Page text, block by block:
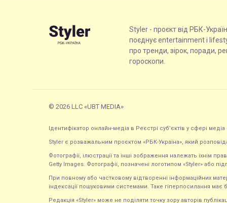
Styler - проєкт від РБК-
поєднує entertainment і
про тренди, зірок, поради,
гороскопи.
© 2026 LLC «UBT MEDIA»
Ідентифікатор онлайн-медіа в Реєстрі суб’єктів у сфері медіа
Styler є розважальним проєктом «РБК-Україна», який
Фотографії, ілюстрації та інші зображення належать їхнім
Getty Images. Фотографії, позначені логотипом «Styler» або
При повному або частковому відтворенні інформаційних
індексації пошуковими системами. Таке гіперпосилання
Редакція «Styler» може не поділяти точку зору авторів